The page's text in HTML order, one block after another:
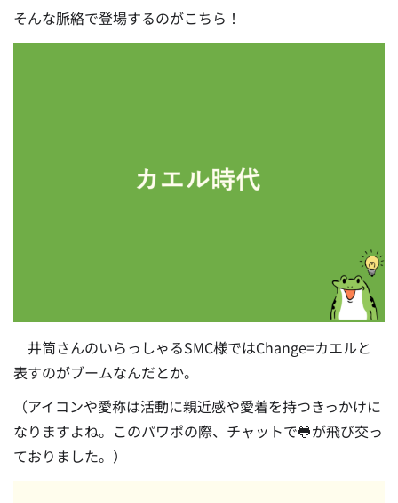
そんな脈絡で登場するのがこちら！
井筒さんのいらっしゃるSMC様ではChange=カエルと
表すのがブームなんだとか。
（アイコンや愛称は活動に親近感や愛着を持つきっかけに
なりますよね。このパワポの際、チャットで🐸が飛び交っ
ておりました。）